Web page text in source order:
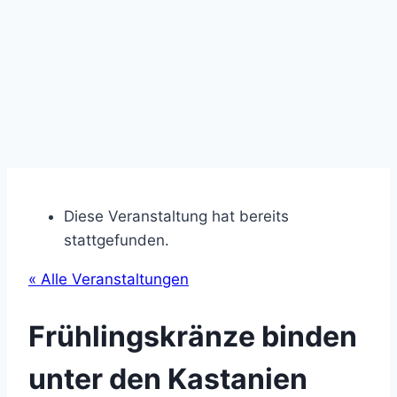
Diese Veranstaltung hat bereits
stattgefunden.
« Alle Veranstaltungen
Frühlingskränze binden
unter den Kastanien